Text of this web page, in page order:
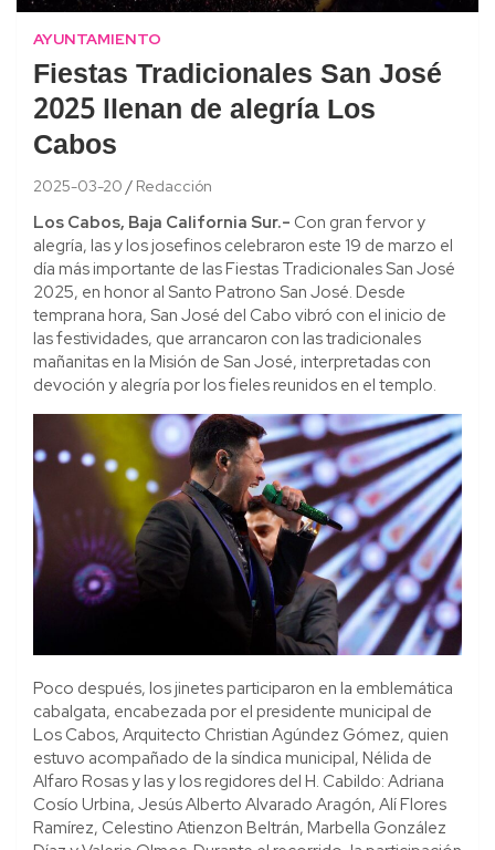
AYUNTAMIENTO
Fiestas Tradicionales San José
2025 llenan de alegría Los
Cabos
2025-03-20 Redacción
Los Cabos, Baja California Sur.- Con gran fervor y
alegría, las y los josefinos celebraron este 19 de marzo el
día más importante de las Fiestas Tradicionales San José
2025, en honor al Santo Patrono San José. Desde
temprana hora, San José del Cabo vibró con el inicio de
las festividades, que arrancaron con las tradicionales
mañanitas en la Misión de San José, interpretadas con
devoción y alegría por los fieles reunidos en el templo.
Poco después, los jinetes participaron en la emblemática
cabalgata, encabezada por el presidente municipal de
Los Cabos, Arquitecto Christian Agúndez Gómez, quien
estuvo acompañado de la síndica municipal, Nélida de
Alfaro Rosas y las y los regidores del H. Cabildo: Adriana
Cosío Urbina, Jesús Alberto Alvarado Aragón, Alí Flores
Ramírez, Celestino Atienzon Beltrán, Marbella González